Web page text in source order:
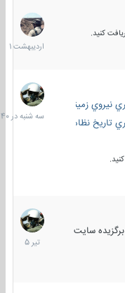
کنید.
30
1401
نيروي زميني
تاریخ نظامی
سه
شنبه
در
سایت
16
تیر
1405